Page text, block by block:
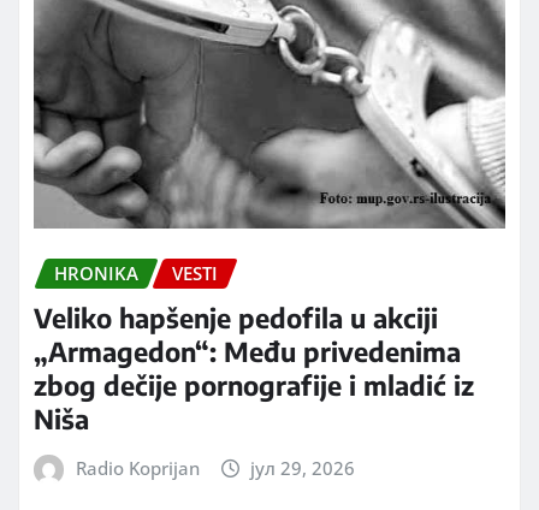
HRONIKA VESTI
Veliko hapšenje pedofila u akciji
„Armagedon“: Među privedenima
zbog dečije pornografije i mladić iz
Niša
Radio Koprijan јул 29, 2026